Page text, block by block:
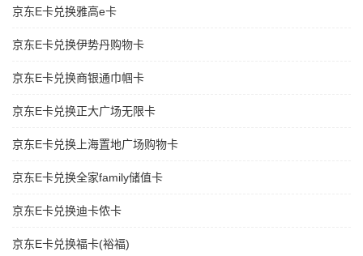
京东E卡兑换雅高e卡
京东E卡兑换伊势丹购物卡
京东E卡兑换商银通巾帼卡
京东E卡兑换正大广场无限卡
京东E卡兑换上海置地广场购物卡
京东E卡兑换全家family储值卡
京东E卡兑换迪卡侬卡
京东E卡兑换福卡(裕福)